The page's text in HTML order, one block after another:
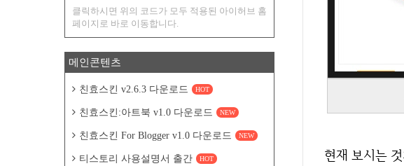
현재 보시는 것처럼 기어베스트에서 저 가격에 판매되고 있습니다. 이것은 진짜 놀라운 가격이 아닐 수
클릭하시면 위의 코드가 모두 적용된 아이허브 홈
페이지로 바로 이동합니다.
메인콘텐츠
친효스킨 v2.6.3 다운로드 HOT
친효스킨:아트북 v1.0 다운로드 NEW
친효스킨 For Blogger v1.0 다운로드 NEW
티스토리 사용설명서 출간 HOT